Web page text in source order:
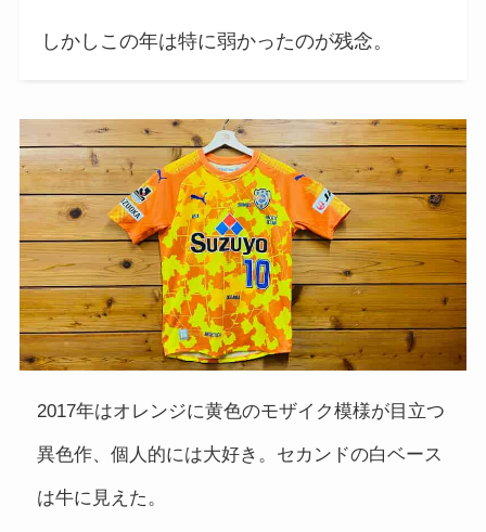
しかしこの年は特に弱かったのが残念。
2017年はオレンジに黄色のモザイク模様が目立つ
異色作、個人的には大好き。セカンドの白ベース
は牛に見えた。